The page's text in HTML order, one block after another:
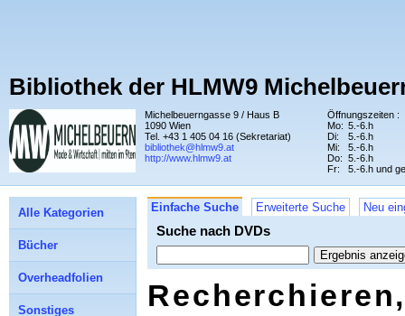
Bibliothek der HLMW9
Michelbeuerngasse 9 / Haus B
1090 Wien
Tel. +43 1 405 04 16 (Sekretariat)
bibliothek@hlmw9.at
http://www.hlmw9.at
Öffnungszeiten :
Mo: 5.-6.h
Di:
5.-6.h
Mi:
5.-6.h
Do: 5.-6.h
Fr:
5.-6.h und
Einfache Suche Erweiterte Suche Neu
Suche nach DVDs
Alle Kategorien
Bücher
Overheadfolien
Sonstiges